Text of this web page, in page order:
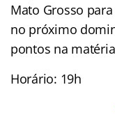
Mato Grosso
no próximo
pontos na
Horário: 19h